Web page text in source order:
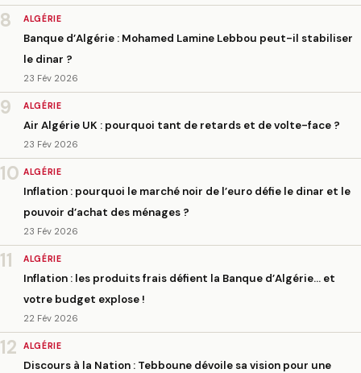
8 ALGÉRIE
Banque d’Algérie : Mohamed Lamine Lebbou peut-il stabiliser
le dinar ?
23 Fév 2026
9 ALGÉRIE
Air Algérie UK : pourquoi tant de retards et de volte-face ?
23 Fév 2026
10 ALGÉRIE
Inflation : pourquoi le marché noir de l’euro défie le dinar et le
pouvoir d’achat des ménages ?
23 Fév 2026
11 ALGÉRIE
Inflation : les produits frais défient la Banque d’Algérie… et
votre budget explose !
22 Fév 2026
12 ALGÉRIE
Discours à la Nation : Tebboune dévoile sa vision pour une